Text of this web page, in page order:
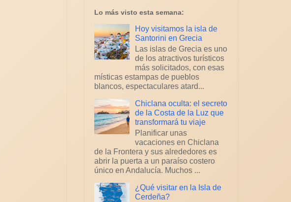
Lo más visto esta semana:
Hoy visitamos la isla de
Santorini en Grecia
Las islas de Grecia es uno
de los atractivos turísticos
más solicitados, con esas
místicas estampas de pueblos
blancos, espectaculares atard...
Chiclana oculta: el secreto
de la Costa de la Luz que
transformará tu viaje
Planificar unas
vacaciones en Chiclana
de la Frontera y sus alrededores es
abrir la puerta a un paraíso costero
único en Andalucía. Muchos ...
¿Qué visitar en la Isla de
Cerdeña?